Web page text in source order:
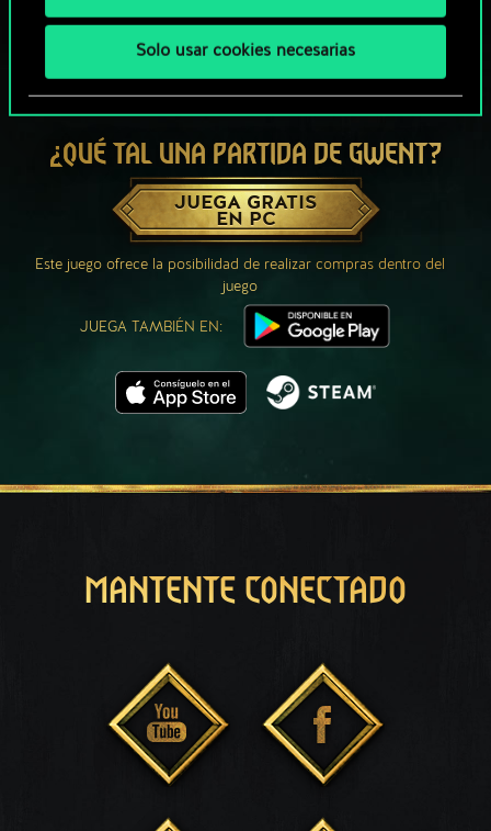
Solo usar cookies necesarias
¿QUÉ TAL UNA PARTIDA DE GWENT?
JUEGA GRATIS
EN PC
Este juego ofrece la posibilidad de realizar compras dentro del
juego
JUEGA TAMBIÉN EN:
MANTENTE CONECTADO